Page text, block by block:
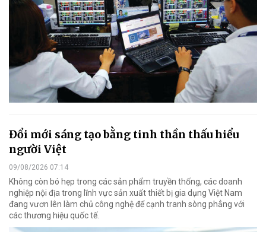
Đổi mới sáng tạo bằng tinh thần thấu hiểu
người Việt
09/08/2026 07:14
Không còn bó hẹp trong các sản phẩm truyền thống, các doanh
nghiệp nội địa trong lĩnh vực sản xuất thiết bị gia dụng Việt Nam
đang vươn lên làm chủ công nghệ để cạnh tranh sòng phẳng với
các thương hiệu quốc tế.